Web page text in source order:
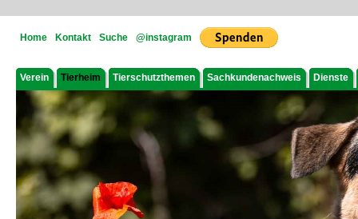
Home Kontakt Suche @instagram
Verein Tierheim Tierschutzthemen Sachkundenachweis Dienste